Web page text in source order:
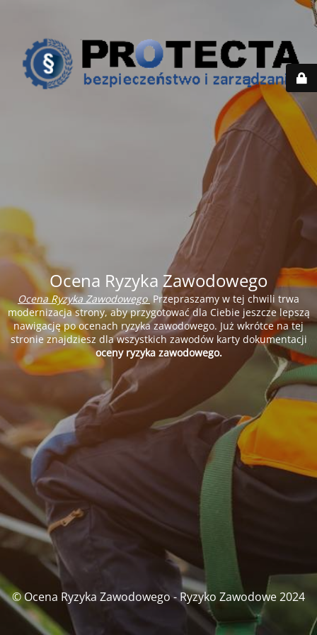
Ocena Ryzyka Zawodowego
Ocena Ryzyka ZawodowegoPrzepraszamy w tej chwili trwa
modernizacja strony, aby przygotować dla Ciebie jeszcze lepszą
nawigację po ocenach ryzyka zawodowego. Już wkrótce na tej
stronie znajdziesz dla wszystkich zawodów karty dokumentacji
oceny ryzyka zawodowego.
© Ocena Ryzyka Zawodowego - Ryzyko Zawodowe 2024